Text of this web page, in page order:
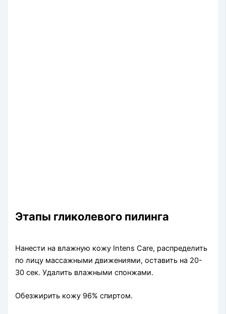
Этапы гликолевого пилинга
Нанести на влажную кожу Intens Care, распределить
по лицу массажными движениями, оставить на 20-
30 сек. Удалить влажными спонжами.
Обезжирить кожу 96% спиртом.